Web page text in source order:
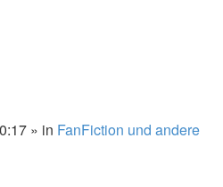
» in FanFiction und andere